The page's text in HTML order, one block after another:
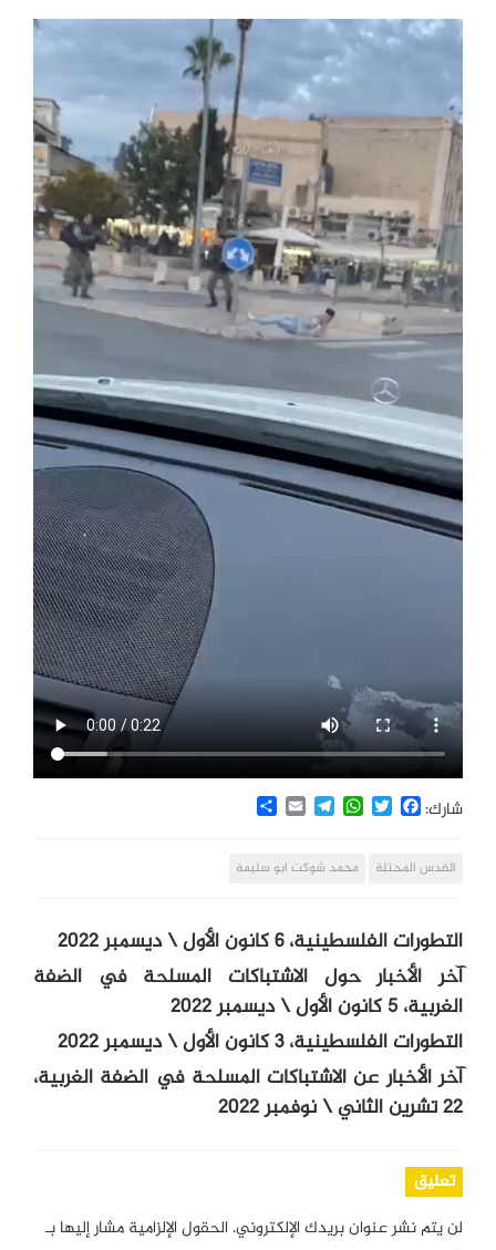
شارك: Facebook
Twitter
WhatsApp
Telegram
Email
Share
القدس المحتلة محمد شوكت ابو سليمة
التطورات الفلسطينية، 6 كانون الأول \ ديسمبر 2022
آخر الأخبار حول الاشتباكات المسلحة في الضفة
الغربية، 5 كانون الأول \ ديسمبر 2022
التطورات الفلسطينية، 3 كانون الأول \ ديسمبر 2022
آخر الأخبار عن الاشتباكات المسلحة في الضفة الغربية،
22 تشرين الثاني \ نوفمبر 2022
تعليق
لن يتم نشر عنوان بريدك الإلكتروني. الحقول الإلزامية مشار إليها بـ